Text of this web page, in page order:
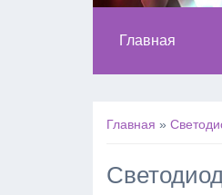
Главная
Главная »